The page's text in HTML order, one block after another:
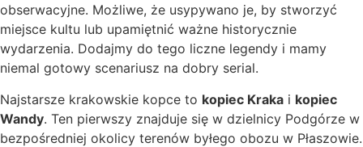
obserwacyjne. Możliwe, że usypywano je, by stworzyć
miejsce kultu lub upamiętnić ważne historycznie
wydarzenia. Dodajmy do tego liczne legendy i mamy
niemal gotowy scenariusz na dobry serial.
Najstarsze krakowskie kopce to kopiec Kraka i kopiec
Wandy. Ten pierwszy znajduje się w dzielnicy Podgórze w
bezpośredniej okolicy terenów byłego obozu w Płaszowie.